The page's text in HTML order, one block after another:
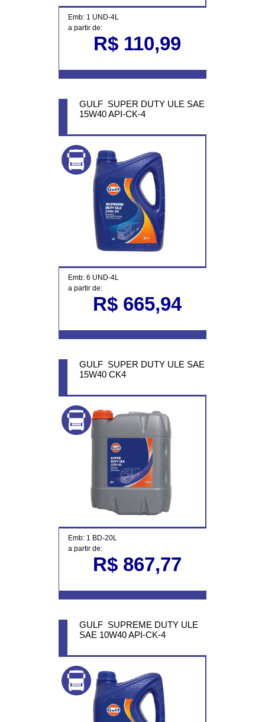
Emb: 1 UND-4L
a partir de:
R$ 110,99
GULF SUPER DUTY ULE SAE
15W40 API-CK-4
Emb: 6 UND-4L
a partir de:
R$ 665,94
GULF SUPER DUTY ULE SAE
15W40 CK4
Emb: 1 BD-20L
a partir de:
R$ 867,77
GULF SUPREME DUTY ULE
SAE 10W40 API-CK-4